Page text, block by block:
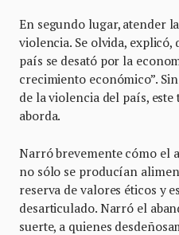
En segundo lugar, atender
violencia. Se olvida,
país se desató por la
crecimiento económico”.
de la violencia del país,
aborda.
Narró brevemente cómo el
no sólo se producían
reserva de valores éticos y
desarticulado. Narró el
suerte, a quienes